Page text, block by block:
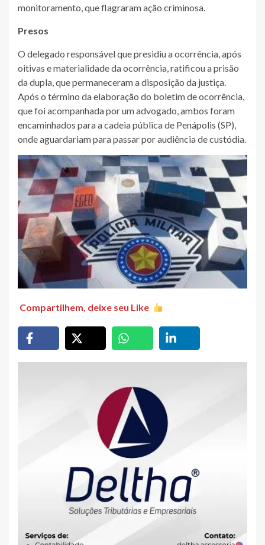
monitoramento, que flagraram ação criminosa.
Presos
O delegado responsável que presidiu a ocorrência, após
oitivas e materialidade da ocorrência, ratificou a prisão
da dupla, que permaneceram a disposição da justiça.
Após o término da elaboração do boletim de ocorrência,
que foi acompanhada por um advogado, ambos foram
encaminhados para a cadeia pública de Penápolis (SP),
onde aguardariam para passar por audiência de custódia.
Compartilhem, deixe seu Like